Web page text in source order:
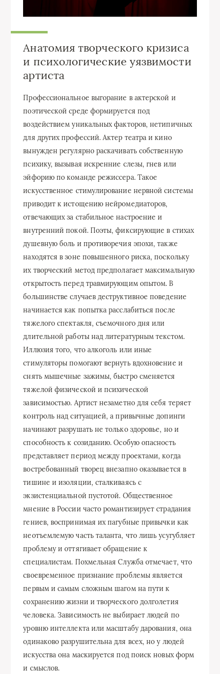
Анатомия творческого кризиса
и психологические уязвимости
артиста
Профессиональное выгорание в актерской и
поэтической среде формируется под
воздействием уникальных факторов, нетипичных
для других профессий. Актер театра и кино
вынужден регулярно раскачивать собственную
психику, вызывая искренние слезы, гнев или
эйфорию по команде режиссера. Такое
искусственное стимулирование нервной системы
приводит к истощению нейромедиаторов,
отвечающих за стабильное настроение и
внутренний покой. Поэты, фиксирующие в стихах
душевную боль и противоречия эпохи, также
находятся в зоне повышенного риска, поскольку
их творческий метод предполагает максимальную
открытость перед травмирующим опытом. В
большинстве случаев деструктивное поведение
начинается как попытка расслабиться после
тяжелого спектакля, съемочного дня или
длительной работы над литературным текстом.
Иллюзия того, что алкоголь или иные
стимуляторы помогают вернуть вдохновение и
снять мышечные зажимы, быстро сменяется
тяжелой физической и психической
зависимостью. Артист незаметно для себя теряет
контроль над ситуацией, а привычные допинги
начинают разрушать не только здоровье, но и
способность к созиданию. Особую опасность
представляет период между проектами, когда
востребованный творец внезапно оказывается в
тишине и изоляции, сталкиваясь с
экзистенциальной пустотой. Общественное
мнение в России часто романтизирует страдания
гениев, воспринимая их пагубные привычки как
неотъемлемую часть таланта, что лишь усугубляет
проблему и оттягивает обращение к
специалистам. Похмельная Служба отмечает, что
своевременное признание проблемы является
первым и самым сложным шагом на пути к
сохранению жизни и творческого долголетия
человека. Зависимость не выбирает людей по
уровню интеллекта или масштабу дарования, она
одинаково разрушительна для всех, но у людей
искусства она маскируется под поиск новых форм
и смыслов.